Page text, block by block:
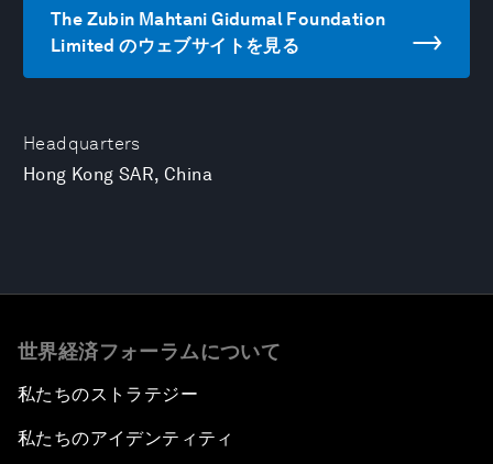
Headquarters
Hong Kong SAR, China
The Zubin Mahtani Gidumal Foundation
Limited のウェブサイトを見る
世界経済フォーラムについて
私たちのストラテジー
私たちのアイデンティティ